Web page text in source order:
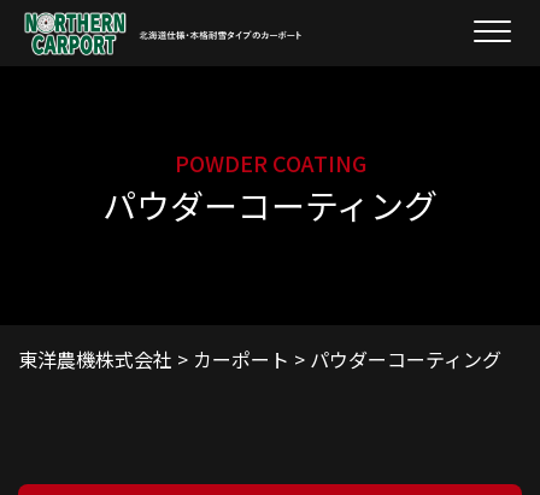
POWDER COATING
パウダーコーティング
東洋農機株式会社 > カーポート > パウダーコーティング